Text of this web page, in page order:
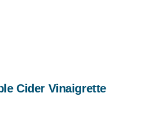
Cider Vinaigrette